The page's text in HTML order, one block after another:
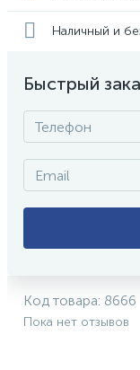
Наличный и
Быстрый
Код товара: 8666
Пока нет отзывов